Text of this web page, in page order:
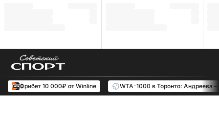
Фрибет 10 000₽ от Winline WTA-1000 в Торонто: Андреева